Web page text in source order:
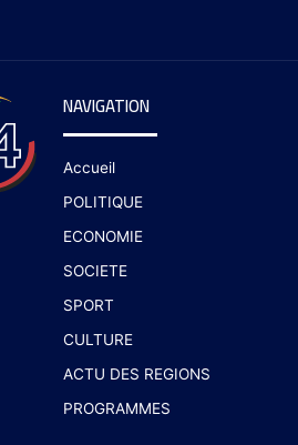
NAVIGATION
Accueil
POLITIQUE
ECONOMIE
SOCIETE
SPORT
CULTURE
ACTU DES REGIONS
PROGRAMMES